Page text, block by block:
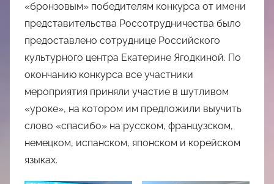
«бронзовым» победителям конкурса от имени
представительства Россотрудничества было
предоставлено сотруднице Российского
культурного центра Екатерине Ягодкиной. По
окончанию конкурса все участники
мероприятия приняли участие в шутливом
«уроке», на котором им предложили выучить
слово «спасибо» на русском, французском,
немецком, испанском, японском и корейском
языках.